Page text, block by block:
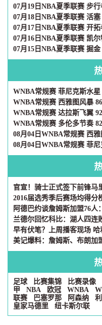
07月19日NBA夏季联赛 步
07月18日NBA夏季联赛 活
07月17日NBA夏季联赛 开
07月16日NBA夏季联赛 凯
07月15日NBA夏季联赛 掘
WNBA常规赛 菲尼克斯水
WNBA常规赛 西雅图风暴
WNBA常规赛 达拉斯飞翼
WNBA常规赛 多伦多节奏
08月04日WNBA常规赛 西
官宣！骑士正式签下前锋马
阿德巴约谈詹姆斯加盟76
美记爆料：詹姆斯、布朗加
足球 比赛集锦 比赛录像
甲
NBA 欧冠 WNBA
联赛
巴塞罗那 阿森纳
皇家马德里
纽卡斯尔联